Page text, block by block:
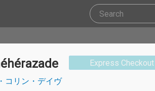
Express Checkout
コリン・デイヴ